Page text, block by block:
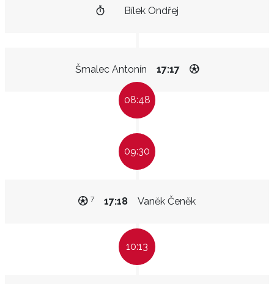
Bílek Ondřej
Šmalec Antonín 17:17
08:48
09:30
Vaněk Čeněk
17:18
7
10:13